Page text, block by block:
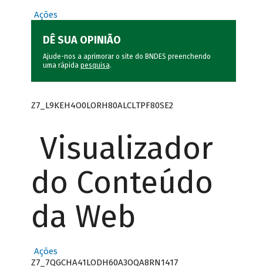
Ações
DÊ SUA OPINIÃO
Ajude-nos a aprimorar o site do BNDES preenchendo
uma rápida pesquisa.
Z7_L9KEH4O0LORH80ALCLTPF80SE2
Visualizador
do Conteúdo
da Web
Ações
Z7_7QGCHA41LODH60A3OQA8RN1417